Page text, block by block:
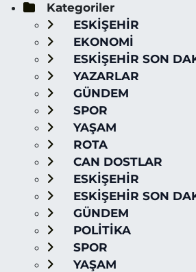
Kategoriler
ESKİŞEHİR
EKONOMİ
ESKİŞEHİR SON
YAZARLAR
GÜNDEM
SPOR
YAŞAM
ROTA
CAN DOSTLAR
ESKİŞEHİR
ESKİŞEHİR SON
GÜNDEM
POLİTİKA
SPOR
YAŞAM